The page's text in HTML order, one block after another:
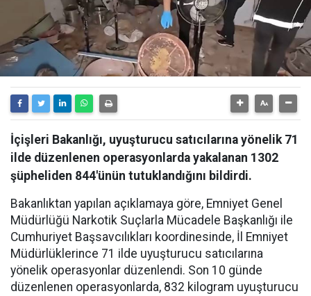
İçişleri Bakanlığı, uyuşturucu satıcılarına yönelik 71
ilde düzenlenen operasyonlarda yakalanan 1302
şüpheliden 844'ünün tutuklandığını bildirdi.
Bakanlıktan yapılan açıklamaya göre, Emniyet Genel
Müdürlüğü Narkotik Suçlarla Mücadele Başkanlığı ile
Cumhuriyet Başsavcılıkları koordinesinde, İl Emniyet
Müdürlüklerince 71 ilde uyuşturucu satıcılarına
yönelik operasyonlar düzenlendi. Son 10 günde
düzenlenen operasyonlarda, 832 kilogram uyuşturucu